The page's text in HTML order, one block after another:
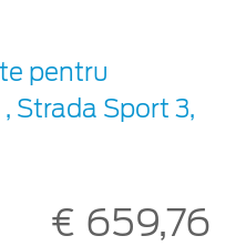
pentru
Strada Sport 3,
€ 659,76